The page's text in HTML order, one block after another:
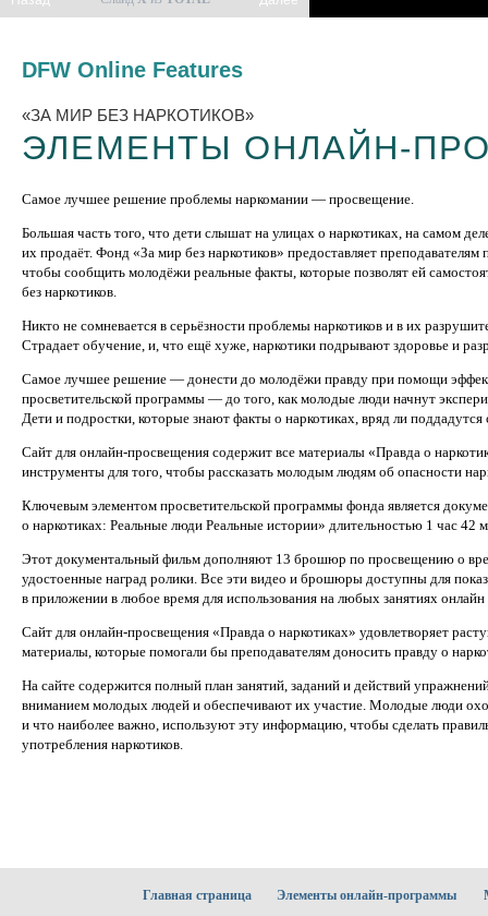
DFW Online Features
«ЗА МИР БЕЗ НАРКОТИКОВ»
ЭЛЕМЕНТЫ ОНЛАЙН-
Самое лучшее решение проблемы наркомании — просвещение.
Большая часть того, что дети слышат на улицах о наркотиках, на самом
их продаёт. Фонд «За мир без наркотиков» предоставляет
чтобы сообщить молодёжи реальные факты, которые позволят ей
без наркотиков.
Никто не сомневается в серьёзности проблемы наркотиков и в их
Страдает обучение, и, что ещё хуже, наркотики подрывают здоровье и
Самое лучшее решение — донести до молодёжи правду при помощи
просветительской программы — до того, как молодые люди начнут
Дети и подростки, которые знают факты о наркотиках, вряд ли поддадутся
Сайт для онлайн-просвещения содержит все материалы «Правда о
инструменты для того, чтобы рассказать молодым людям об опасности
Ключевым элементом просветительской программы фонда является
о наркотиках: Реальные люди Реальные истории» длительностью 1 час 42
Этот документальный фильм дополняют 13 брошюр по просвещению о
удостоенные наград ролики. Все эти видео и брошюры доступны для
в приложении в любое время для использования на любых занятиях
Сайт для онлайн-просвещения «Правда о наркотиках» удовлетворяет
материалы, которые помогали бы преподавателям доносить правду о
На сайте содержится полный план занятий, заданий и действий
вниманием молодых людей и обеспечивают их участие. Молодые люди
и что наиболее важно, используют эту информацию, чтобы сделать
употребления наркотиков.
Главная страница Элементы онлайн-программы